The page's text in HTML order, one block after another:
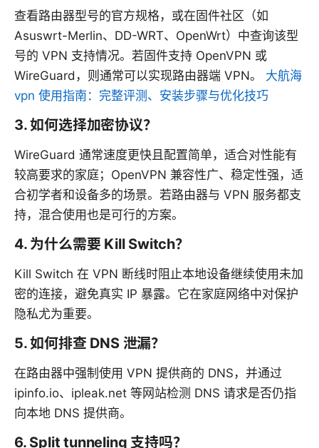
查看路由器型号的官方规格，或在固件社区（如
Asuswrt-Merlin、DD-WRT、OpenWrt）中查询该型
号的 VPN 支持情况。若固件支持 OpenVPN 或
WireGuard，则通常可以实现路由器端 VPN。 大航海
vpn 使用指南：完整评测、安装步骤与优化技巧
3. 如何选择加密协议？
WireGuard 通常速度更快且配置简单，适合对性能有
较高要求的家庭；OpenVPN 兼容性广、稳定性强，适
合初学者和设备多的场景。若路由器与 VPN 服务都支
持，混合使用也是可行的方案。
4. 为什么需要 Kill Switch？
Kill Switch 在 VPN 断线时阻止本地设备继续使用未加
密的连接，避免真实 IP 暴露。它在家庭网络中对保护
隐私尤为重要。
5. 如何排查 DNS 泄漏？
在路由器中强制使用 VPN 提供商的 DNS，并通过
ipinfo.io、ipleak.net 等网站检测 DNS 请求是否仍指
向本地 DNS 提供商。
6. Split tunneling 支持吗？